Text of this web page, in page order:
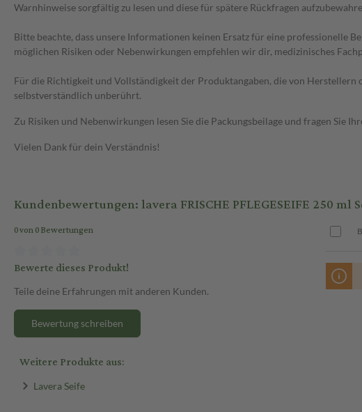
Warnhinweise sorgfältig zu lesen und diese für spätere Rückfragen
Bitte beachte, dass unsere Informationen keinen Ersatz für eine professionelle
möglichen Risiken oder Nebenwirkungen empfehlen wir dir, medizinisches
Für die Richtigkeit und Vollständigkeit der Produktangaben, die von
selbstverständlich unberührt.
Zu Risiken und Nebenwirkungen lesen Sie die Packungsbeilage und fragen Sie
Vielen Dank für dein Verständnis!
Kundenbewertungen: lavera FRISCHE PFLEGESEIFE 250 ml
0 von 0 Bewertungen
Bewerte dieses Produkt!
Teile deine Erfahrungen mit anderen Kunden.
Bewertung schreiben
Weitere Produkte aus:
Lavera Seife